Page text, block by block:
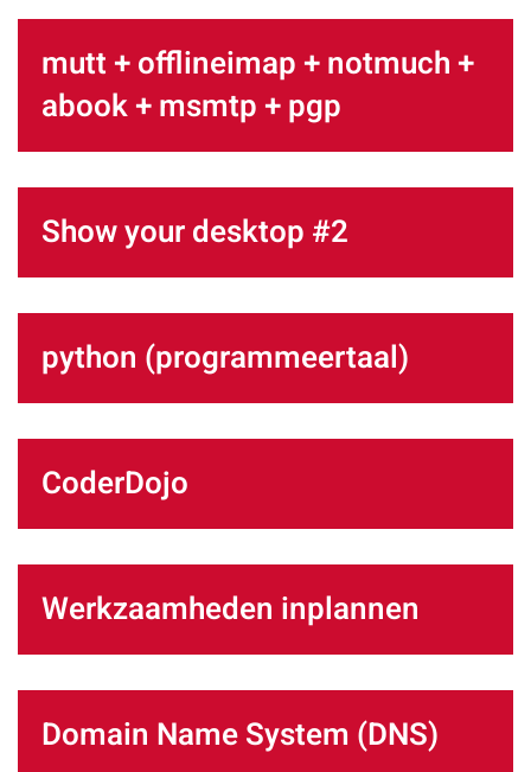
mutt + offlineimap + notmuch +
abook + msmtp + pgp
Show your desktop #2
python (programmeertaal)
CoderDojo
Werkzaamheden inplannen
Domain Name System (DNS)